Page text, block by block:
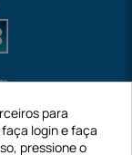
para
login e faça
pressione o